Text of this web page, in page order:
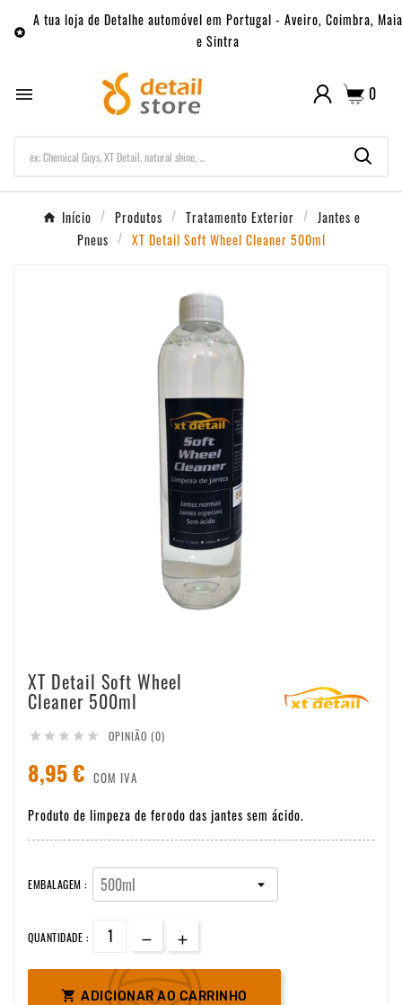

A tua loja de Detalhe automóvel em Portugal - Aveiro, Coimbra, Maia
e Sintra
 0
Início Produtos Tratamento Exterior
Jantes e
Pneus
XT Detail Soft Wheel Cleaner 500ml
XT Detail Soft Wheel
Cleaner 500ml
     OPINIÃO (0)
8,95 € COM IVA
Produto de limpeza de ferodo das jantes sem ácido.
EMBALAGEM :
QUANTIDADE :
 ADICIONAR AO CARRINHO